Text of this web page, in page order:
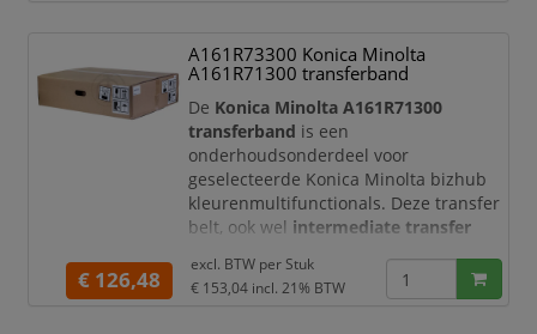
deze transfer belt zeer geschikt voor
kantoren, werkgroepen en
A161R73300 Konica Minolta
A161R71300 transferband
De Konica Minolta A161R71300
transferband is een
onderhoudsonderdeel voor
geselecteerde Konica Minolta bizhub
kleurenmultifunctionals. Deze transfer
belt, ook wel intermediate transfer
belangrijke rol in het laserprintproces.
De transferband helpt het tonerbeeld
€ 126,48
excl. BTW per Stuk
€ 153,04 incl. 21% BTW